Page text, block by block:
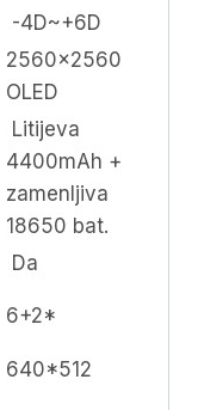
-4D~+6D
2560×2560
OLED
Litijeva
4400mAh +
zamenljiva
18650 bat.
Da
6+2*
640*512